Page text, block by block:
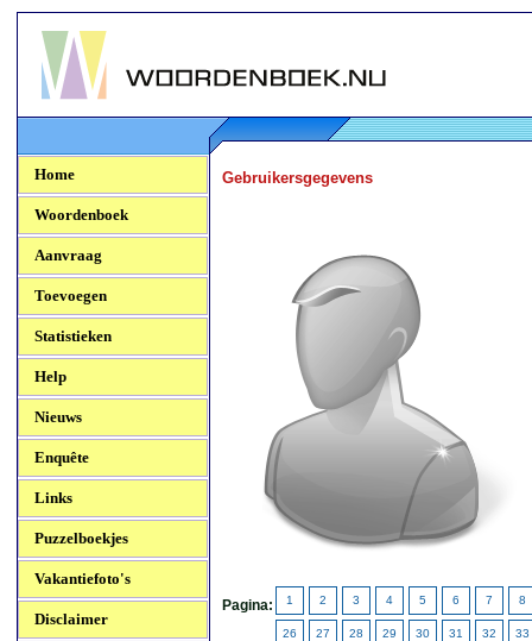
Woordenboek.NU
Home
Woordenboek
Aanvraag
Toevoegen
Statistieken
Help
Nieuws
Enquête
Links
Puzzelboekjes
Vakantiefoto's
Disclaimer
Gebruikersgegevens
Pagina: 1 2 3 4 5 6 7 8
26 27 28 29 30 31 32 33